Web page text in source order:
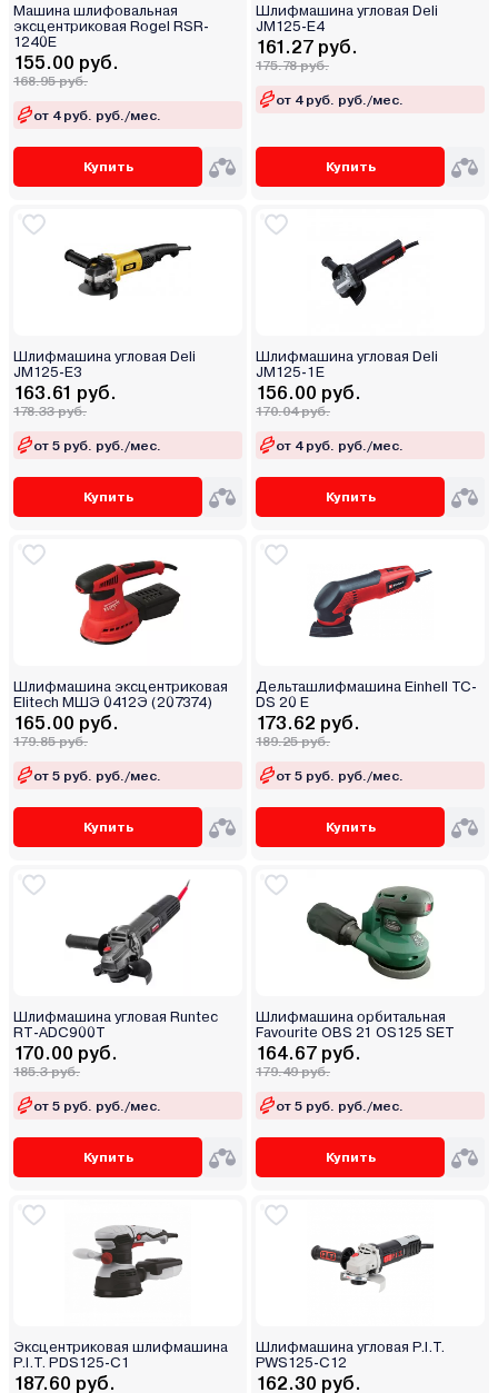
Машина шлифовальная
эксцентриковая Rogel RSR-
1240E
155.00 руб.
168.95 руб.
от 4 руб. руб./мес.
Купить
Шлифмашина угловая Deli
JM125-E4
161.27 руб.
175.78 руб.
от 4 руб. руб./мес.
Купить
Шлифмашина угловая Deli
JM125-E3
163.61 руб.
178.33 руб.
от 5 руб. руб./мес.
Купить
Шлифмашина угловая Deli
JM125-1E
156.00 руб.
170.04 руб.
от 4 руб. руб./мес.
Купить
Шлифмашина эксцентриковая
Elitech МШЭ 0412Э (207374)
165.00 руб.
179.85 руб.
от 5 руб. руб./мес.
Купить
Дельташлифмашина Einhell TC-
DS 20 E
173.62 руб.
189.25 руб.
от 5 руб. руб./мес.
Купить
Шлифмашина угловая Runtec
RT-ADC900T
170.00 руб.
185.3 руб.
от 5 руб. руб./мес.
Купить
Шлифмашина орбитальная
Favourite OBS 21 OS125 SET
164.67 руб.
179.49 руб.
от 5 руб. руб./мес.
Купить
Эксцентриковая шлифмашина
P.I.T. PDS125-C1
187.60 руб.
Шлифмашина угловая P.I.T.
PWS125-C12
162.30 руб.